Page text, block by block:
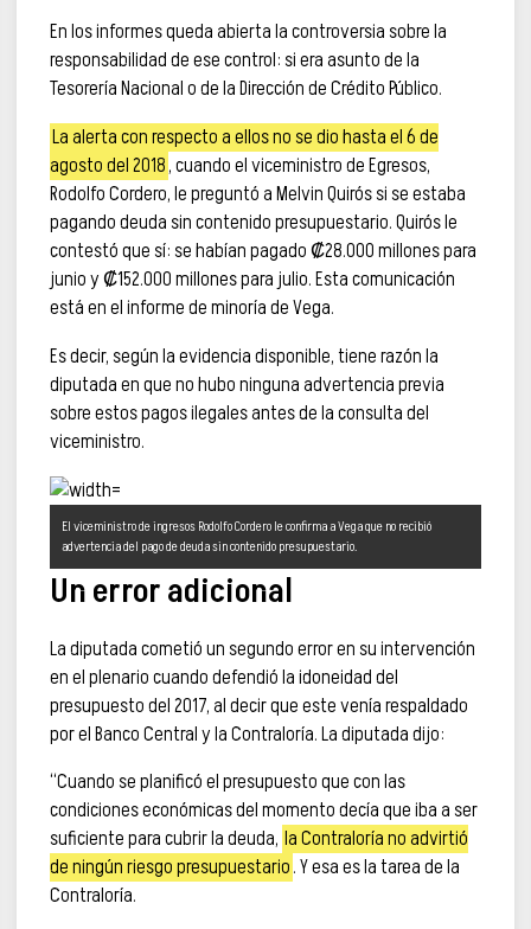
En los informes queda abierta la controversia sobre la
responsabilidad de ese control: si era asunto de la
Tesorería Nacional o de la Dirección de Crédito Público.
La alerta con respecto a ellos no se dio hasta el 6 de
agosto del 2018, cuando el viceministro de Egresos,
Rodolfo Cordero, le preguntó a Melvin Quirós si se estaba
pagando deuda sin contenido presupuestario. Quirós le
contestó que sí: se habían pagado ₡28.000 millones para
junio y ₡152.000 millones para julio. Esta comunicación
está en el informe de minoría de Vega.
Es decir, según la evidencia disponible, tiene razón la
diputada en que no hubo ninguna advertencia previa
sobre estos pagos ilegales antes de la consulta del
viceministro.
El viceministro de ingresos Rodolfo Cordero le confirma a Vega que no recibió
advertencia del pago de deuda sin contenido presupuestario.
Un error adicional
La diputada cometió un segundo error en su intervención
en el plenario cuando defendió la idoneidad del
presupuesto del 2017, al decir que este venía respaldado
por el Banco Central y la Contraloría. La diputada dijo:
“Cuando se planificó el presupuesto que con las
condiciones económicas del momento decía que iba a ser
suficiente para cubrir la deuda, la Contraloría no advirtió
de ningún riesgo presupuestario. Y esa es la tarea de la
Contraloría.